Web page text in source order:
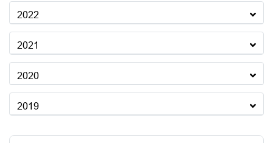
2022
2021
2020
2019